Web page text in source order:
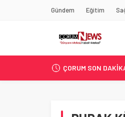
Gündem Eğitim
ÇORUM SON